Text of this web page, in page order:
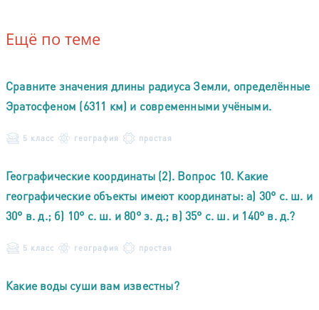
Ещё по теме
Сравните значения длины радиуса Земли, определённые
Эратосфеном (6311 км) и современными учёными.
5 класс география простая
Географические координаты (2). Вопрос 10. Какие
географические объекты имеют координаты: а) 30° с. ш. и
30° в. д.; б) 10° с. ш. и 80° з. д.; в) 35° с. ш. и 140° в. д.?
5 класс география простая
Какие воды суши вам известны?